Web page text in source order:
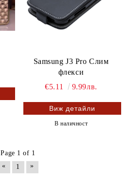
Samsung J3 Pro Слим
флекси
€5.11
9.99лв.
Виж детайли
В наличност
Page 1 of 1
«
1 »